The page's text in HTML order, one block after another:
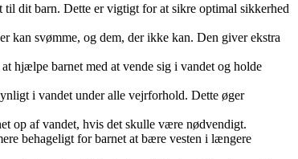
til dit barn. Dette er vigtigt for at sikre optimal sikkerhed
kan svømme, og dem, der ikke kan. Den giver ekstra
hjælpe barnet med at vende sig i vandet og holde
i vandet under alle vejrforhold. Dette øger
op af vandet, hvis det skulle være nødvendigt.
behageligt for barnet at bære vesten i længere